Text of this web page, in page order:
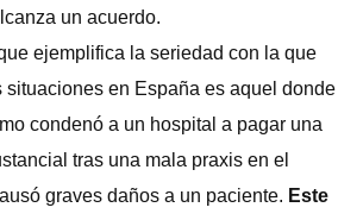
un acuerdo.
ejemplifica la seriedad con la que
situaciones en España es aquel donde
condenó a un hospital a pagar una
tras una mala praxis en el
graves daños a un paciente. Este